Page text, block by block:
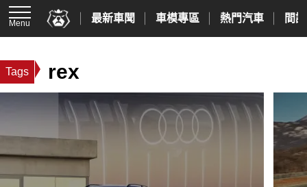
Menu 最新車聞 車模專區 熱門汽車 間
Tags rex